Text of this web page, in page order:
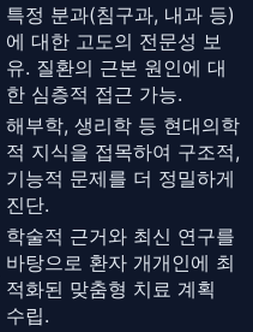
특정 분과(침구과, 내과 등)
에 대한 고도의 전문성 보
유. 질환의 근본 원인에 대
한 심층적 접근 가능.
해부학, 생리학 등 현대의학
적 지식을 접목하여 구조적,
기능적 문제를 더 정밀하게
진단.
학술적 근거와 최신 연구를
바탕으로 환자 개개인에 최
적화된 맞춤형 치료 계획
수립.